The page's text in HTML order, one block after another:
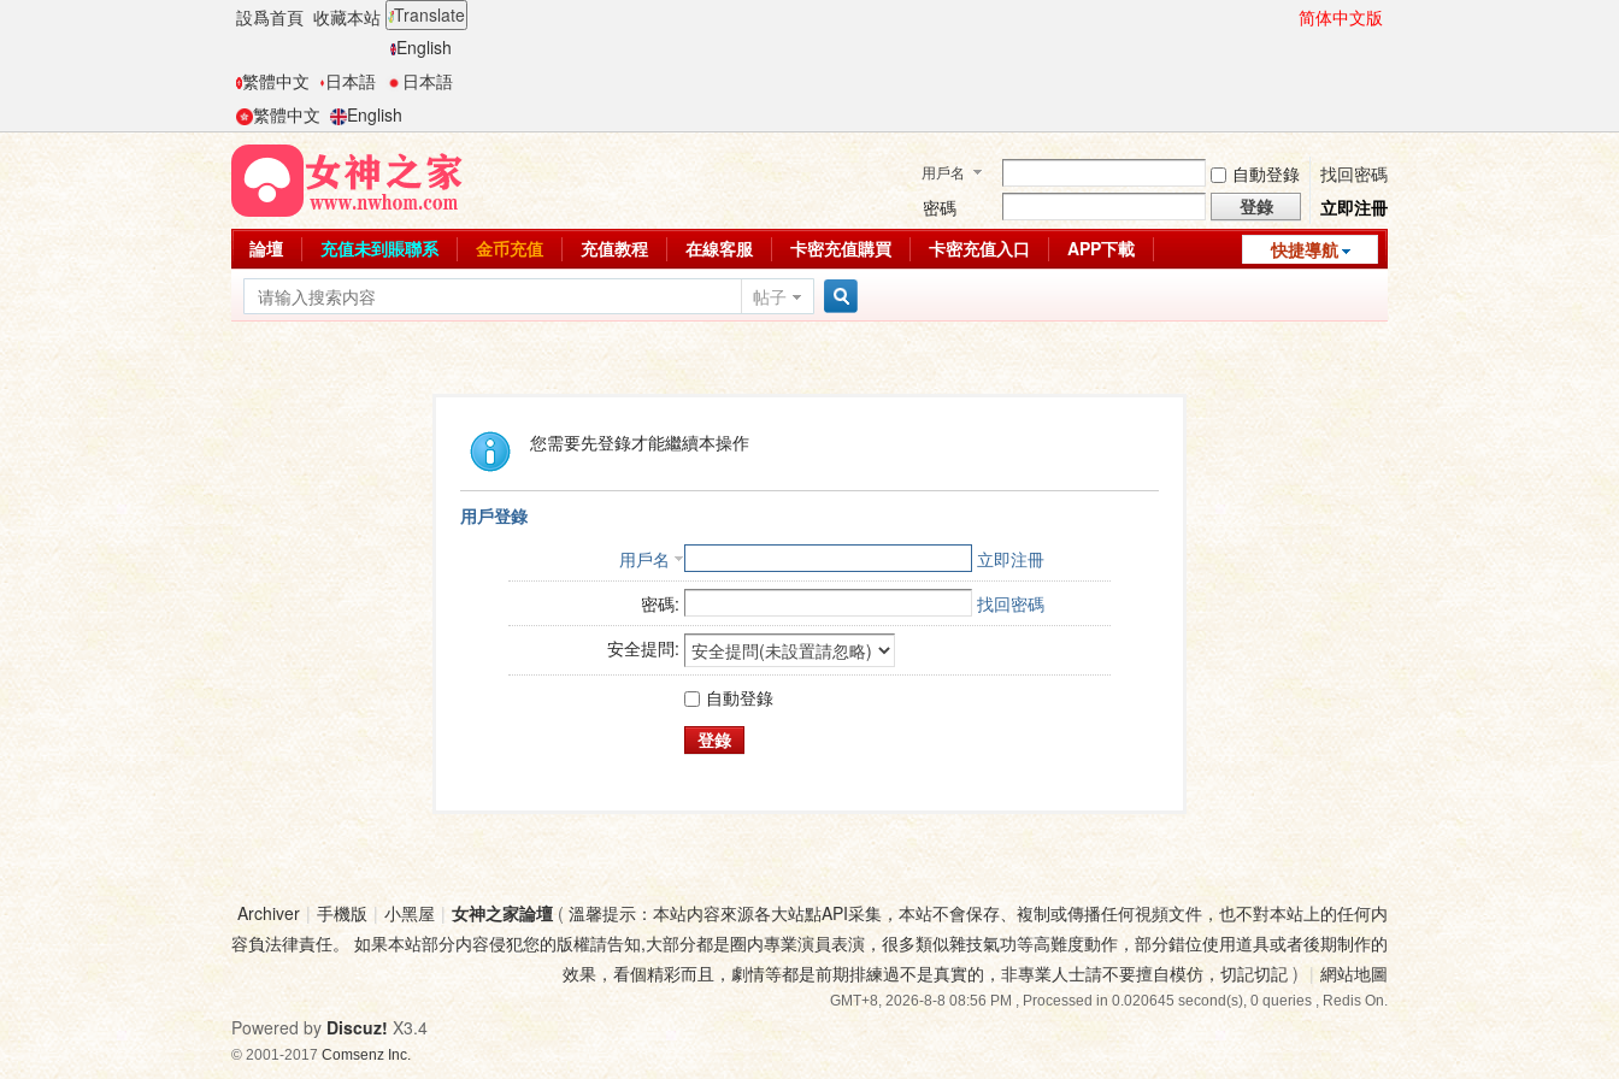
設爲首頁 收藏本站 Translate
English
繁體中文
日本語
日本語
繁體中文
English
简体中文版
用戶名 自動登錄
找回密碼
密碼
登錄
立即注冊
快捷導航
論壇 充值未到賬聯系 金币充值 充值教程 在線客服 卡密充值購買 卡密充值入口
APP下載
帖子
您需要先登錄才能繼續本操作
用戶登錄
用戶名
立即注冊
密碼:
找回密碼
安全提問:
自動登錄
登錄
Archiver | 手機版 | 小黑屋 | 女神之家論壇( 溫馨提示：本站内容來源各大站點API采集，本站不會保存、複制或傳播任何視頻文件，也不對本站上的任何内
容負法律責任。 如果本站部分内容侵犯您的版權請告知,大部分都是圈内專業演員表演，很多類似雜技氣功等高難度動作，部分錯位使用道具或者後期制作的
效果，看個精彩而且，劇情等都是前期排練過不是真實的，非專業人士請不要擅自模仿，切記切記 ) | 網站地圖
GMT+8, 2026-8-8 08:56 PM, Processed in 0.020645 second(s), 0 queries , Redis On.
Powered by Discuz! X3.4
© 2001-2017 Comsenz Inc.